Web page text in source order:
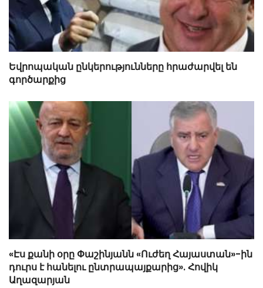
Եվրոպական ընկերությունները հրաժարվել են
գործարքից
«Էս քանի օրը Փաշինյանն «Ուժեղ Հայաստան»-ին
դուրս է հանելու ընտրապայքարից». Հովիկ
Աղազարյան